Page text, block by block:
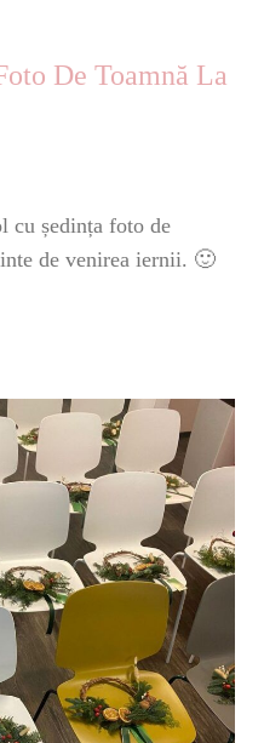
De Toamnă La
cu ședința foto de
de venirea iernii. 🙂